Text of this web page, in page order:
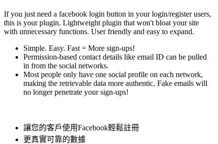
If you just need a facebook login button in your login/register users,
this is your plugin. Lightweight plugin that won't bloat your site
with unnecessary functions. User friendly and easy to expand.
Simple. Easy. Fast = More sign-ups!
Permission-based contact details like email ID can be pulled
in from the social networks.
Most people only have one social profile on each network,
making the retrievable data more authentic. Fake emails will
no longer penetrate your sign-ups!
讓您的客戶使用Facebook輕鬆註冊
更真實可靠的數據